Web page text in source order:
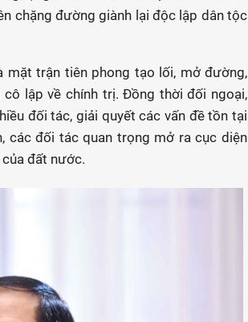
chặng đường giành lại độc lập dân tộc
mặt trận tiên phong tạo lối, mở đường,
lập về chính trị. Đồng thời đối ngoại,
đối tác, giải quyết các vấn đề tồn tại
các đối tác quan trọng mở ra cục diện
đất nước.